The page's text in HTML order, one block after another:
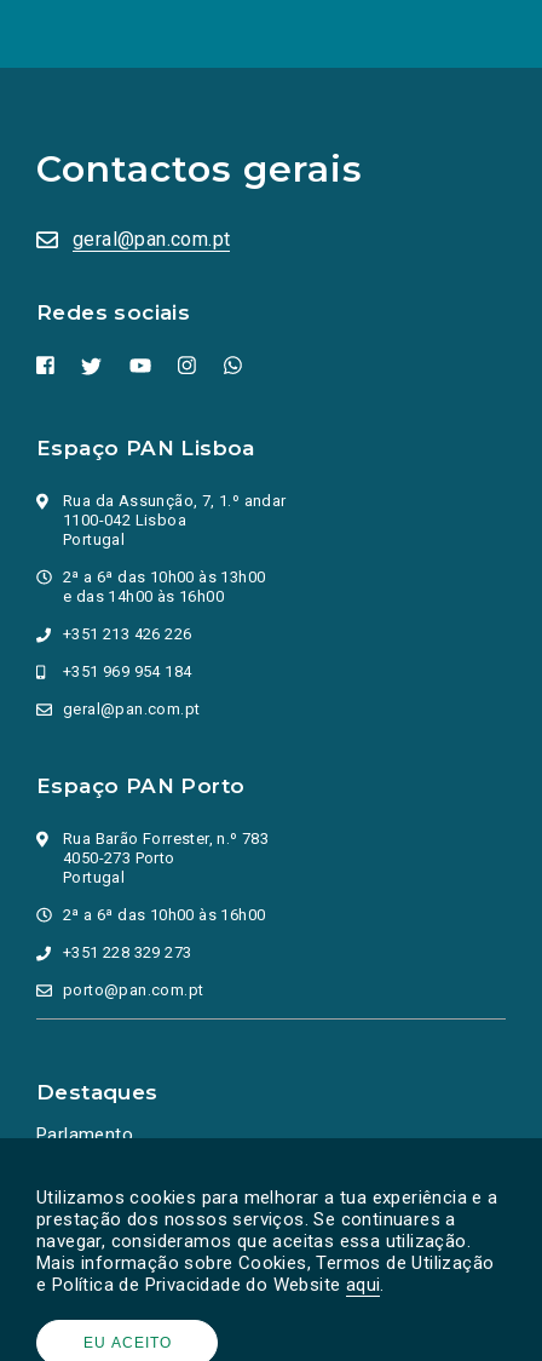
Utilizamos cookies para melhorar a tua experiência e a
prestação dos nossos serviços. Se continuares a
navegar, consideramos que aceitas essa utilização.
Mais informação sobre Cookies, Termos de Utilização
e Política de Privacidade do Website aqui.
EU ACEITO
Contactos gerais
geral@pan.com.pt
Redes sociais
redes
sociais
numa
nova
Espaço PAN Lisboa
Rua da Assunção, 7, 1.º andar
1100-042 Lisboa
Portugal
2ª a 6ª das 10h00 às 13h00
e das 14h00 às 16h00
+351 213 426 226
+351 969 954 184
geral@pan.com.pt
Espaço PAN Porto
Rua Barão Forrester, n.º 783
4050-273 Porto
Portugal
2ª a 6ª das 10h00 às 16h00
+351 228 329 273
porto@pan.com.pt
Destaques
Parlamento
Powered by © PAN 2026